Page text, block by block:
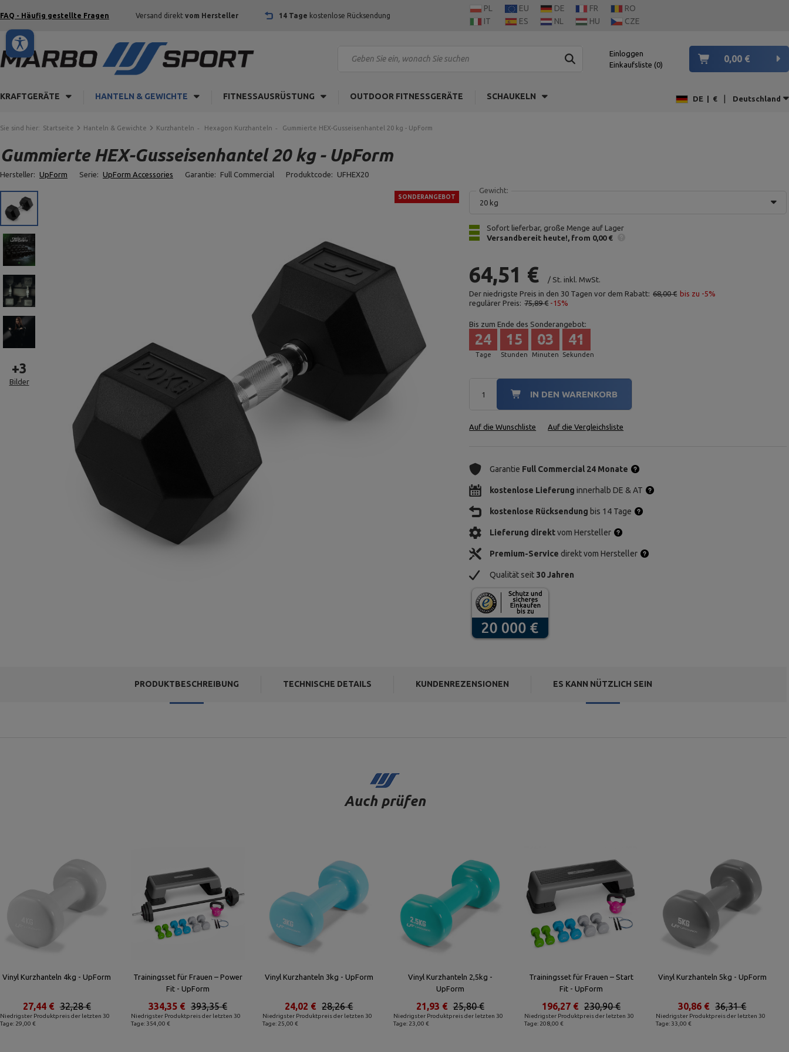
FAQ - Häufig gestellte Fragen Versand direkt vom Hersteller 14 Tage kostenlose Rücksendung
PL EU DE FR
RO
IT
ES NL HU CZE
Einloggen
Einkaufsliste 0
0,00 €
KRAFTGERÄTE HANTELN & GEWICHTE FITNESSAUSRÜSTUNG OUTDOOR FITNESSGERÄTE SCHAUKELN DE € | Deutschland
Sie sind hier: Startseite Hanteln & Gewichte Kurzhanteln Hexagon Kurzhanteln Gummierte HEX-Gusseisenhantel 20 kg - UpForm
Gummierte HEX-Gusseisenhantel 20 kg - UpForm
Hersteller: UpForm Serie: UpForm Accessories Garantie: Full Commercial Produktcode: UFHEX20
+3
Bilder
SONDERANGEBOT
Gewicht:
20 kg
Sofort lieferbar, große Menge auf Lager
Versandbereit heute! from 0,00 €
64,51 € / St. inkl. MwSt.
Der niedrigste Preis in den 30 Tagen vor dem Rabatt: 68,00 € bis zu -5%
regulärer Preis: 75,89 € -15%
Bis zum Ende des Sonderangebot:
Tage
24
Stunden
15
Minuten
03
Sekunden
40
IN DEN WARENKORB
Auf die Wunschliste Auf die Vergleichsliste
Garantie Full Commercial 24 Monate
kostenlose Lieferung innerhalb DE & AT
kostenlose Rücksendung bis 14 Tage
Lieferung direktvom Hersteller
Premium-Service direkt vom Hersteller
Qualität seit 30 Jahren
PRODUKTBESCHREIBUNG TECHNISCHE DETAILS KUNDENREZENSIONEN ES KANN NÜTZLICH SEIN
Auch prüfen
Vinyl Kurzhanteln 4kg - UpForm
Niedrigster Produktpreis der letzten 30
Tage: 29,00 €
32,28 €
27,44 €
Trainingsset für Frauen – Power
Fit - UpForm
Niedrigster Produktpreis der letzten 30
Tage: 354,00 €
393,35 €
334,35 €
Vinyl Kurzhanteln 3kg - UpForm
Niedrigster Produktpreis der letzten 30
Tage: 25,00 €
28,26 €
24,02 €
Vinyl Kurzhanteln 2,5kg -
UpForm
Niedrigster Produktpreis der letzten 30
Tage: 23,00 €
25,80 €
21,93 €
Trainingsset für Frauen – Start
Fit - UpForm
Niedrigster Produktpreis der letzten 30
Tage: 208,00 €
230,90 €
196,27 €
Vinyl Kurzhanteln 5kg - UpForm
Niedrigster Produktpreis der letzten 30
Tage: 33,00 €
36,31 €
30,86 €